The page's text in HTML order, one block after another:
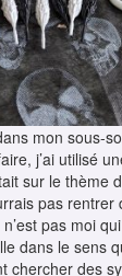
mon sous-
j’ai utilisé
sur le thème
pas rentrer
pas moi qui
dans le sens
chercher des